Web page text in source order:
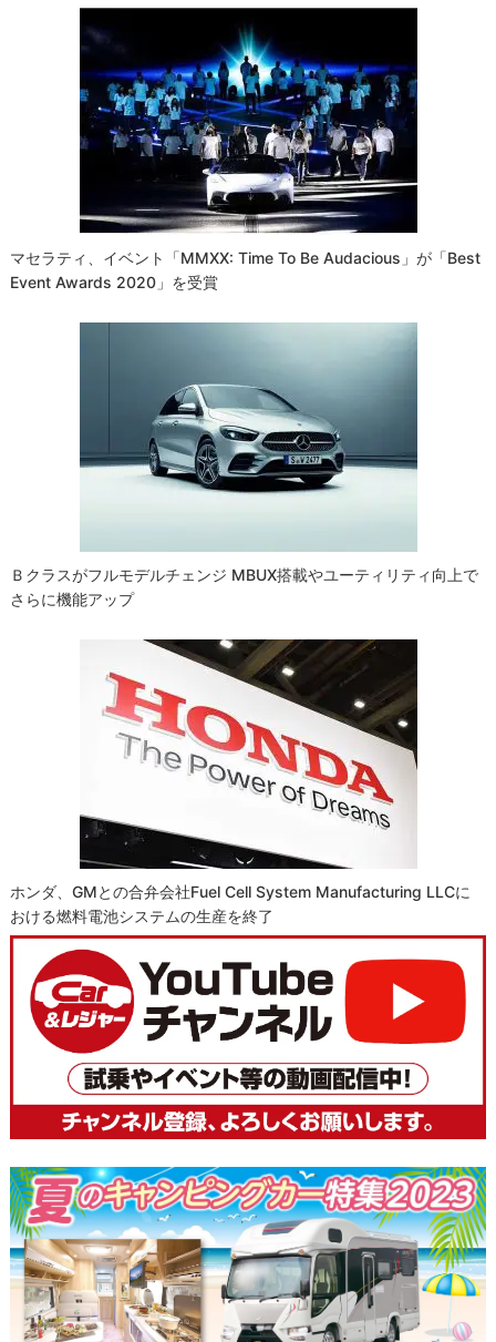
マセラティ、イベント「MMXX: Time To Be Audacious」が「Best
Event Awards 2020」を受賞
Ｂクラスがフルモデルチェンジ MBUX搭載やユーティリティ向上で
さらに機能アップ
ホンダ、GMとの合弁会社Fuel Cell System Manufacturing LLCに
おける燃料電池システムの生産を終了